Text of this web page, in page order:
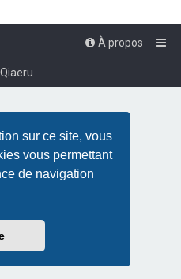
sur ce site, vous
vous permettant
de navigation
À propos
Qiaeru